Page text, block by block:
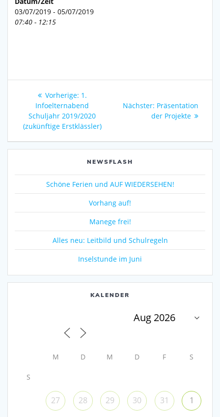
03/07/2019 - 05/07/2019
07:40 - 12:15
Beitragsnavigation
Vorherige: Vorheriger
Beitrag:
1.
Infoelternabend
Schuljahr 2019/2020
(zukünftige Erstklässler)
Nächster: Nächster
Beitrag:
Präsentation
der Projekte
NEWSFLASH
Schöne Ferien und AUF WIEDERSEHEN!
Vorhang auf!
Manege frei!
Alles neu: Leitbild und Schulregeln
Inselstunde im Juni
KALENDER
M D M D F S
S
27 28 29 30 31 1